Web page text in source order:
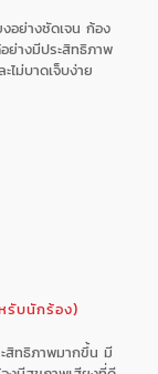
อย่างชัดเจน ก้อง
ย่างมีประสิทธิภาพ
ไม่บาดเจ็บง่าย
รับนักร้อง)
ะสิทธิภาพมากขึ้น มี